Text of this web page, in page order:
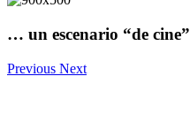
… un escenario “de cine”
Previous Next